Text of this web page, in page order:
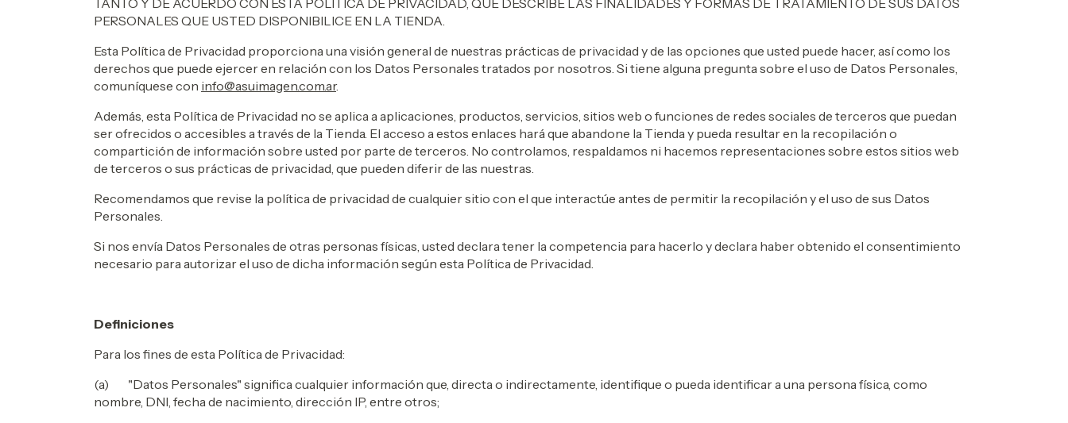
TANTO Y DE ACUERDO CON ESTA POLÍTICA DE PRIVACIDAD, QUE DESCRIBE LAS FINALIDADES Y FORMAS DE TRATAMIENTO DE SUS DATOS
PERSONALES QUE USTED DISPONIBILICE EN LA TIENDA.
Esta Política de Privacidad proporciona una visión general de nuestras prácticas de privacidad y de las opciones que usted puede hacer, así como los
derechos que puede ejercer en relación con los Datos Personales tratados por nosotros. Si tiene alguna pregunta sobre el uso de Datos Personales,
comuníquese con info@asuimagen.com.ar.
Además, esta Política de Privacidad no se aplica a aplicaciones, productos, servicios, sitios web o funciones de redes sociales de terceros que puedan
ser ofrecidos o accesibles a través de la Tienda. El acceso a estos enlaces hará que abandone la Tienda y pueda resultar en la recopilación o
compartición de información sobre usted por parte de terceros. No controlamos, respaldamos ni hacemos representaciones sobre estos sitios web
de terceros o sus prácticas de privacidad, que pueden diferir de las nuestras.
Recomendamos que revise la política de privacidad de cualquier sitio con el que interactúe antes de permitir la recopilación y el uso de sus Datos
Personales.
Si nos envía Datos Personales de otras personas físicas, usted declara tener la competencia para hacerlo y declara haber obtenido el consentimiento
necesario para autorizar el uso de dicha información según esta Política de Privacidad.
Definiciones
Para los fines de esta Política de Privacidad:
(a) "Datos Personales" significa cualquier información que, directa o indirectamente, identifique o pueda identificar a una persona física, como
nombre, DNI, fecha de nacimiento, dirección IP, entre otros;